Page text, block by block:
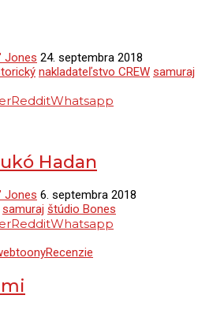
Jones 24. septembra 2018
nakladateľstvo CREW samuraj
RedditWhatsapp
Hadan
Jones 6. septembra 2018
samuraj štúdio Bones
RedditWhatsapp
Recenzie